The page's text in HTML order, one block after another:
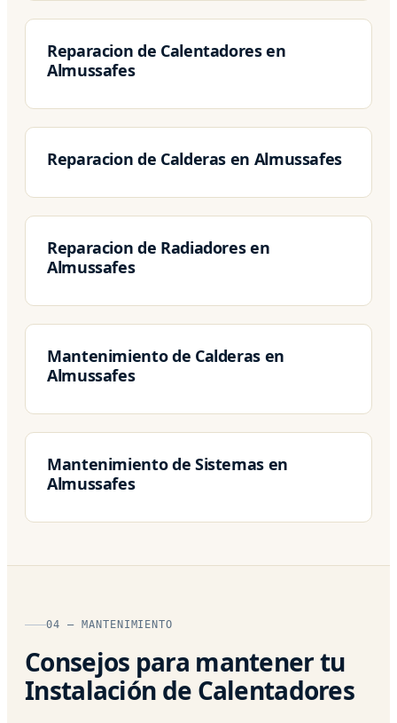
Reparacion de Calentadores en
Almussafes
Reparacion de Calderas en Almussafes
Reparacion de Radiadores en
Almussafes
Mantenimiento de Calderas en
Almussafes
Mantenimiento de Sistemas en
Almussafes
04 — MANTENIMIENTO
Consejos para mantener tu
Instalación de Calentadores